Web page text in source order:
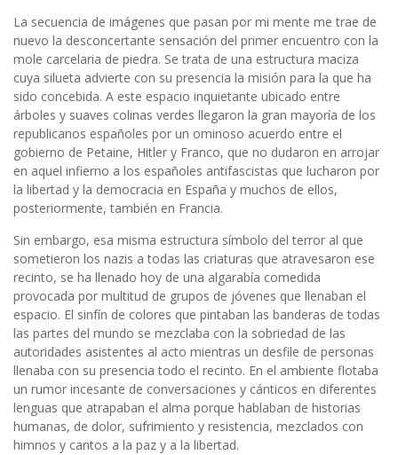
La secuencia de imágenes que pasan por mi mente me trae de
nuevo la desconcertante sensación del primer encuentro con la
mole carcelaria de piedra. Se trata de una estructura maciza
cuya silueta advierte con su presencia la misión para la que ha
sido concebida. A este espacio inquietante ubicado entre
árboles y suaves colinas verdes llegaron la gran mayoría de los
republicanos españoles por un ominoso acuerdo entre el
gobierno de Petaine, Hitler y Franco, que no dudaron en arrojar
en aquel infierno a los españoles antifascistas que lucharon por
la libertad y la democracia en España y muchos de ellos,
posteriormente, también en Francia.
Sin embargo, esa misma estructura símbolo del terror al que
sometieron los nazis a todas las criaturas que atravesaron ese
recinto, se ha llenado hoy de una algarabía comedida
provocada por multitud de grupos de jóvenes que llenaban el
espacio. El sinfín de colores que pintaban las banderas de todas
las partes del mundo se mezclaba con la sobriedad de las
autoridades asistentes al acto mientras un desfile de personas
llenaba con su presencia todo el recinto. En el ambiente flotaba
un rumor incesante de conversaciones y cánticos en diferentes
lenguas que atrapaban el alma porque hablaban de historias
humanas, de dolor, sufrimiento y resistencia, mezclados con
himnos y cantos a la paz y a la libertad.